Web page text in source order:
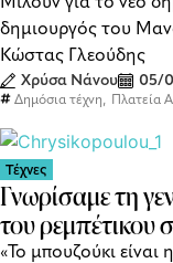
δημιουργός του
Κώστας Γλεούδης
Χρύσα Νάνου 05/
Δημόσια τέχνη, Πλατεία
Τέχνες
Γνωρίσαμε τη
του ρεμπέτικου
«Το μπουζούκι είναι